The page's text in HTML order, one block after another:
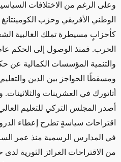
وعلى الرغم من الاختلافات
الوطني الأفريقي وحزب
كأحزابٍ مسيطرة تملك الغالبية
والتنمية المؤسسات الكمالية عن
ومسقطًا الحواجز بين الدين
أصدر المجلس التركي للتعليم
اقتراحات سياسةٍ تطرح إعطاء
في المدارس الرسمية منذ عمر
من الاقتراحات الغرائز الثورية